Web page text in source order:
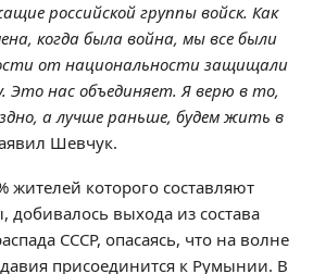
российской группы войск. Как
когда была война, мы все были
от национальности защищали
Это нас объединяет. Я верю в то,
а лучше раньше, будем жить в
Шевчук.
жителей которого составляют
добивалось выхода из состава
СССР, опасаясь, что на волне
присоединится к Румынии. В